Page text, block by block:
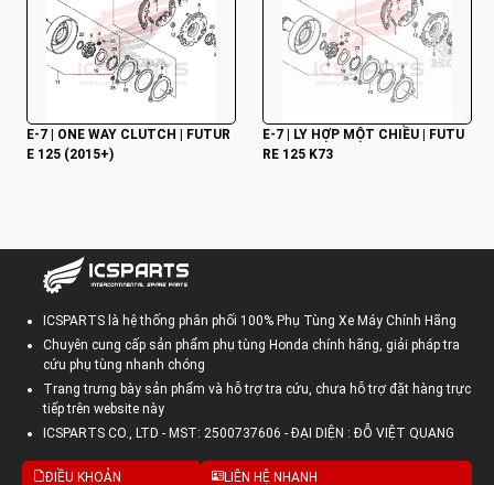
E-7 | ONE WAY CLUTCH | FUTUR
E 125 (2015+)
E-7 | LY HỢP MỘT CHIỀU | FUTU
RE 125 K73
ICSPARTS là hệ thống phân phối 100% Phụ Tùng Xe Máy Chính Hãng
Chuyên cung cấp sản phẩm phụ tùng Honda chính hãng, giải pháp tra
cứu phụ tùng nhanh chóng
Trang trưng bày sản phẩm và hỗ trợ tra cứu, chưa hỗ trợ đặt hàng trực
tiếp trên website này
ICSPARTS CO., LTD - MST: 2500737606 - ĐẠI DIỆN : ĐỖ VIỆT QUANG
ĐIỀU KHOẢN LIÊN HỆ NHANH